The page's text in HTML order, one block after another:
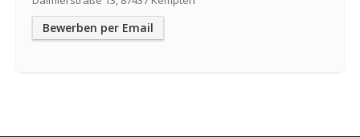
Bewerben per Email